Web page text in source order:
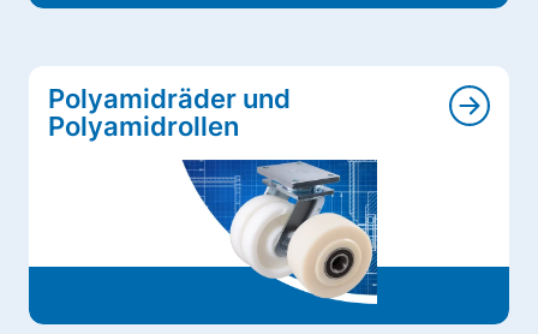
Polyamidräder und
Polyamidrollen